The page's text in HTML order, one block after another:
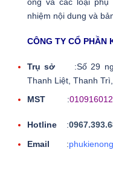
nhiệm nội dung và
CÔNG TY CỔ PHẦN
Trụ sở :Số 29
Thanh Liệt, Thanh
MST :
Hotline :
Email :